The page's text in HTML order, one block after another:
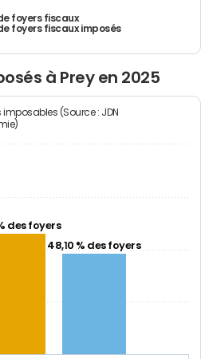
foyers fiscaux
foyers fiscaux imposés
à Prey en 2025
(Source : JDN
des foyers
48,10 % des foyers